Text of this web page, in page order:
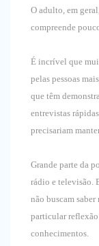
O adulto, em
compreende
É incrível que
pelas pessoas
que têm
entrevistas
precisariam
Grande parte da
rádio e televisão.
não buscam saber
particular
conhecimentos.